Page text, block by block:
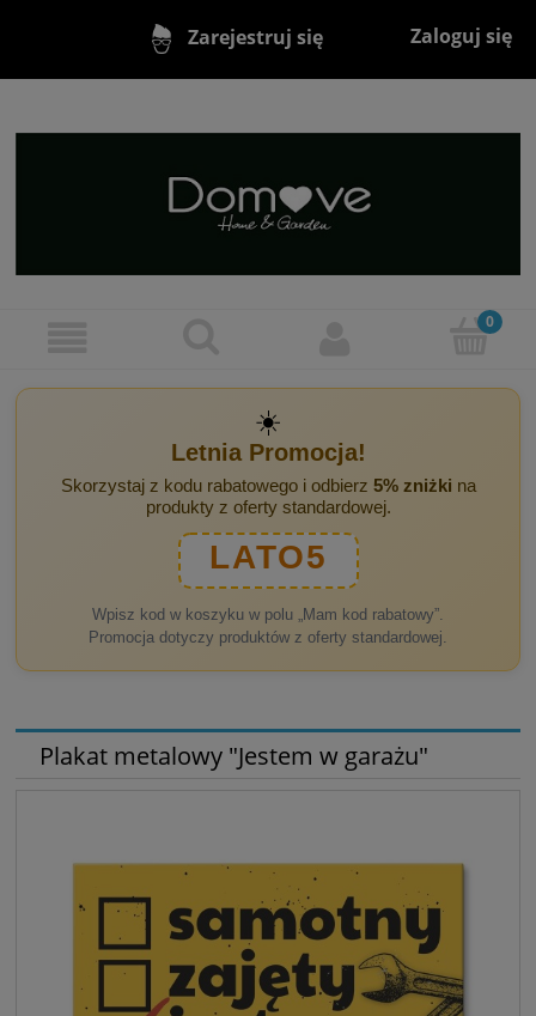
Zarejestruj się Zaloguj się
☀️
Letnia Promocja!
Skorzystaj z kodu rabatowego i odbierz 5% zniżki na
produkty z oferty standardowej.
LATO5
Wpisz kod w koszyku w polu „Mam kod rabatowy”.
Promocja dotyczy produktów z oferty standardowej.
Plakat metalowy "Jestem w garażu"